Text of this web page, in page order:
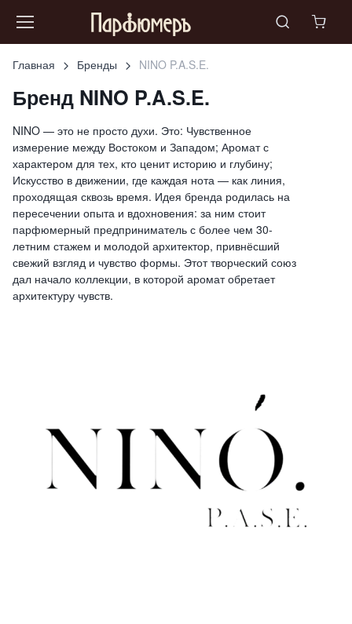
Главная Бренды NINO P.A.S.E.
Бренд NINO P.A.S.E.
NINO — это не просто духи. Это: Чувственное
измерение между Востоком и Западом; Аромат с
характером для тех, кто ценит историю и глубину;
Искусство в движении, где каждая нота — как линия,
проходящая сквозь время. Идея бренда родилась на
пересечении опыта и вдохновения: за ним стоит
парфюмерный предприниматель с более чем 30-
летним стажем и молодой архитектор, привнёсший
свежий взгляд и чувство формы. Этот творческий союз
дал начало коллекции, в которой аромат обретает
архитектуру чувств.